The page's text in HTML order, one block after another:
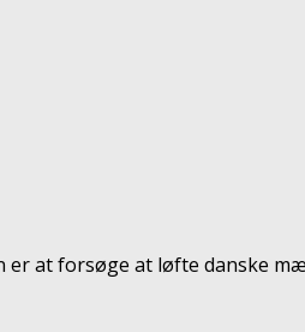
at forsøge at løfte danske